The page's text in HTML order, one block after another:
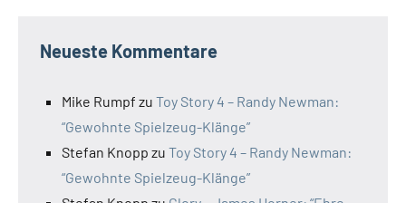
Neueste Kommentare
Mike Rumpf zu Toy Story 4 – Randy Newman:
“Gewohnte Spielzeug-Klänge”
Stefan Knopp zu Toy Story 4 – Randy Newman:
“Gewohnte Spielzeug-Klänge”